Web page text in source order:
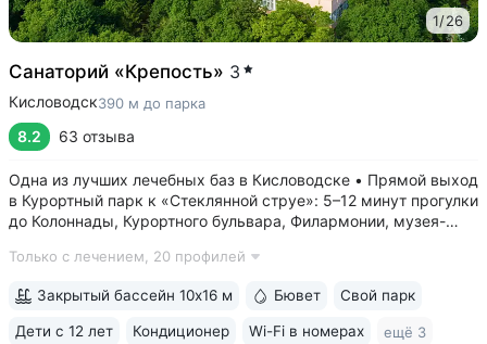
1/26
Санаторий «Крепость» 3
Кисловодск390 м до парка
8.2 63 отзыва
Одна из лучших лечебных баз в Кисловодске • Прямой выход
в Курортный парк к «Стеклянной струе»: 5–12 минут прогулки
до Колоннады, Курортного бульвара, Филармонии, музея-
курортов: «Ессентуки-4» и «Славяновская» (Железноводск).
Только с лечением, 20 профилей
Закрытый бассейн 10х16 м Бювет Свой парк
Дети с 12 лет Кондиционер Wi-Fi в номерах ещё 3